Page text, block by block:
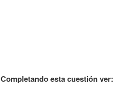
Completando esta cuestión ver: